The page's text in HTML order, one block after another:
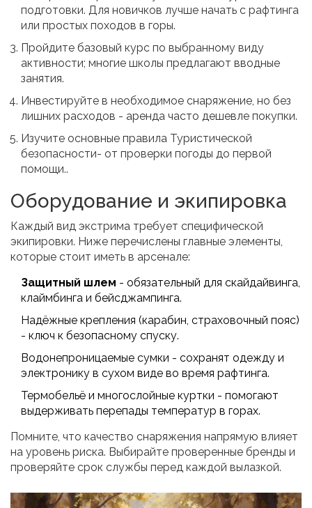
подготовки. Для новичков лучше начать с рафтинга
или простых походов в горы.
Пройдите базовый курс по выбранному виду
активности; многие школы предлагают вводные
занятия.
Инвестируйте в необходимое снаряжение, но без
лишних расходов - аренда часто дешевле покупки.
Изучите основные правила Туристической
безопасности- от проверки погоды до первой
помощи..
Оборудование и экипировка
Каждый вид экстрима требует специфической
экипировки. Ниже перечислены главные элементы,
которые стоит иметь в арсенале:
Защитный шлем - обязательный для скайдайвинга,
клаймбинга и бейсджампинга.
Надёжные крепления (карабин, страховочный пояс)
- ключ к безопасному спуску.
Водонепроницаемые сумки - сохранят одежду и
электронику в сухом виде во время рафтинга.
Термобельё и многослойные куртки - помогают
выдерживать перепады температур в горах.
Помните, что качество снаряжения напрямую влияет
на уровень риска. Выбирайте проверенные бренды и
проверяйте срок службы перед каждой вылазкой.